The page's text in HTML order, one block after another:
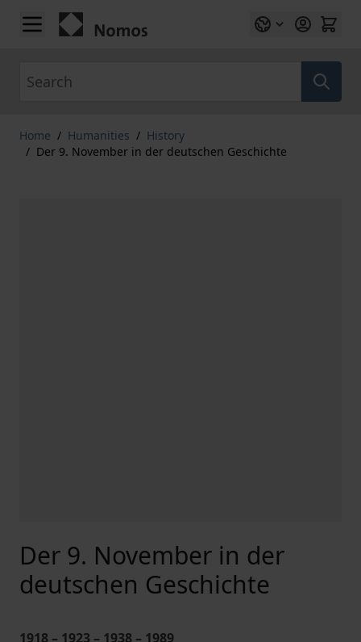
Skip to Content
Home / Humanities / History
/ Der 9. November in der deutschen Geschichte
Der 9. November in der
deutschen Geschichte
1918 – 1923 – 1938 – 1989